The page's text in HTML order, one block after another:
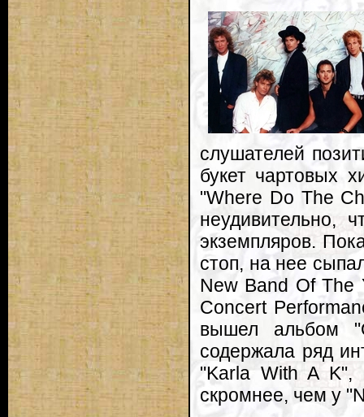
слушателей
букет чартовых
"Where Do The
неудивительно,
экземпляров.
стоп, на нее
New Band Of The
Concert
вышел альбом
содержала ряд
"Karla With A K",
скромнее, чем у